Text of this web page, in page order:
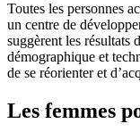
Toutes les personnes
un centre de
suggèrent les résultats
démographique et
de se réorienter et
Les femmes